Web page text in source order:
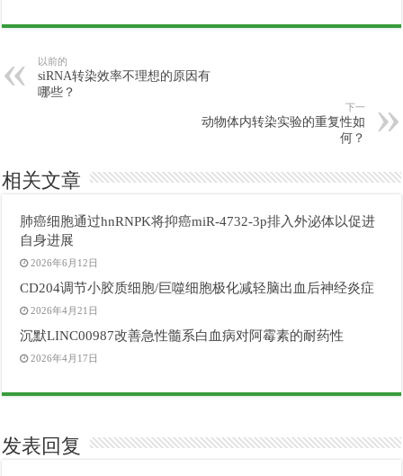
以前的
siRNA转染效率不理想的原因有
哪些？
下一
动物体内转染实验的重复性如
何？
相关文章
肺癌细胞通过hnRNPK将抑癌miR-4732-3p排入外泌体以促进
自身进展
2026年6月12日
CD204调节小胶质细胞/巨噬细胞极化减轻脑出血后神经炎症
2026年4月21日
沉默LINC00987改善急性髓系白血病对阿霉素的耐药性
2026年4月17日
发表回复